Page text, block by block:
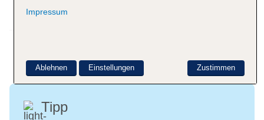
Wellnessbereich, Liegestühle: ohne Gebühr, bei
Gebühr, bei All Inclusive inklusive, Outdoor,
Liegestühle, Sonnenschirme
Badetücher: gegen Kaution, Barzahlung
Souvenirshop, Minimarkt, Boutique, Juwelier,
FriseurTipp
Impressum
Zustimmen
Ablehnen Einstellungen